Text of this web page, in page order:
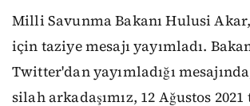
Milli Savunma Bakanı Hulusi
için taziye mesajı yayımladı.
Twitter'dan yayımladığı
silah arkadaşımız, 12 Ağustos